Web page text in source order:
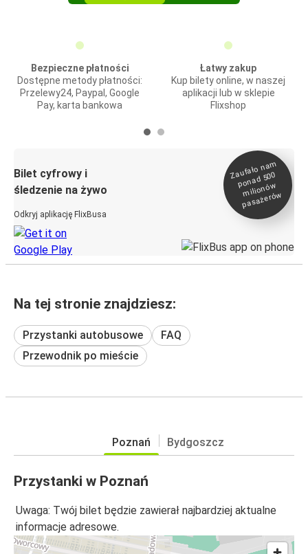
Bezpieczne płatności
Dostępne metody płatności:
Przelewy24, Paypal, Google
Pay, karta bankowa
Łatwy zakup
Kup bilety online, w naszej
aplikacji lub w sklepie
Flixshop
Bilet cyfrowy i
śledzenie na żywo
Odkryj aplikację FlixBusa
Zaufało na
m
ponad 500
milionó
w
pasażeró
w
Na tej stronie znajdziesz:
Przystanki autobusowe
FAQ
Przewodnik po mieście
Poznań Bydgoszcz
Przystanki w Poznań
Uwaga: Twój bilet będzie zawierał najbardziej aktualne
informacje adresowe.